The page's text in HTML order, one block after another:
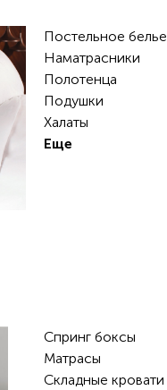
Постельное белье
Наматрасники
Полотенца
Подушки
Халаты
Еще
Спринг боксы
Матрасы
Складные кровати